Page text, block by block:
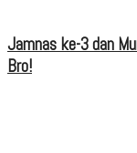
Jamnas ke-3 dan
Bro!